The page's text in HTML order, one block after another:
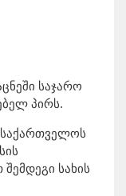
საჯარო
პირს.
სახის